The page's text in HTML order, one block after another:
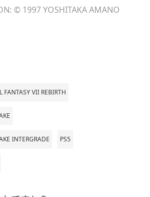
© 1997 YOSHITAKA AMANO
FANTASY VII REBIRTH
INTERGRADE PS5